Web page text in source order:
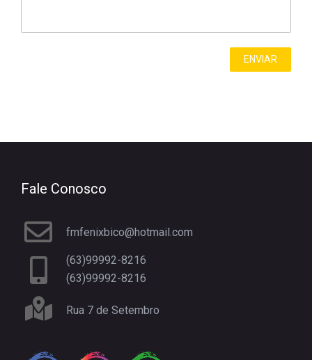
Fale Conosco
fmfenixbico@hotmail.com
(63)99992-8216
(63)99992-8216
Rua 7 de Setembro